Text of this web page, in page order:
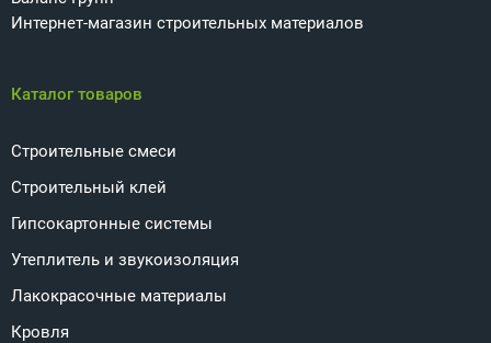
Интернет-магазин строительных материалов
Каталог товаров
Строительные смеси
Строительный клей
Гипсокартонные системы
Утеплитель и звукоизоляция
Лакокрасочные материалы
Кровля